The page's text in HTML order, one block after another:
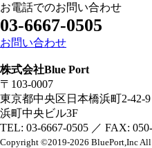
お電話でのお問い合わせ
03-6667-0505
お問い合わせ
株式会社Blue Port
〒103-0007
東京都中央区日本橋浜町2-42-9
浜町中央ビル3F
TEL: 03-6667-0505 ／ FAX:
Copyright ©2019-2026 BluePort,IncAll